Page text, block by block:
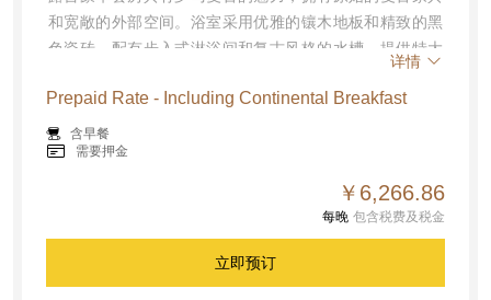
夜床服务
睡衣
和宽敞的外部空间。浴室采用优雅的镶木地板和精致的黑
色瓷砖，配有步入式淋浴间和复古风格的水槽。提供特大
床、空调、免费无线上网、智能电视、步入式淋浴、保险
箱、茶和咖啡设施、吹风机、坐浴盆。面积：65平方米
详情
Prepaid Rate - Including Continental Breakfast
含早餐
需要押金
￥6,266.86
每晚 包含税费及税金
立即预订